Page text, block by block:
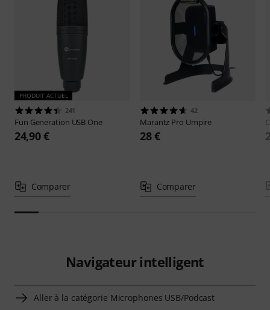
PRODUIT ACTUEL
241
Fun Generation USB One
24,90 €
Comparer
42
Marantz Pro Umpire
28 €
Comparer
Navigateur intelligent
Aller à la catégorie Microphones USB/Podcast